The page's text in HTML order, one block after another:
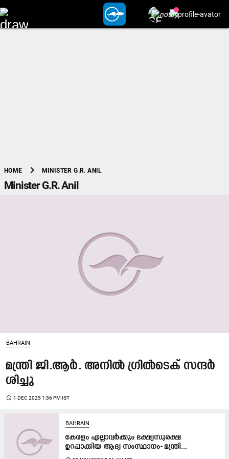
HOME chevron_right MINISTER G.R. ANIL
Minister G.R. Anil
BAHRAIN
മ​ന്ത്രി ജി.​ആ​ർ. അ​നി​ൽ ഗ്രി​ൽ​ടെ​ക് സ​ന്ദ​ർ​
ശി​ച്ചു
access_time 1 DEC 2025 1:36 PM IST
BAHRAIN
കേരളം എല്ലാവർക്കും ഭക്ഷ്യസുരക്ഷ
ഉറപ്പാക്കിയ ആദ്യ സംസ്ഥാനം- മന്ത്രി...